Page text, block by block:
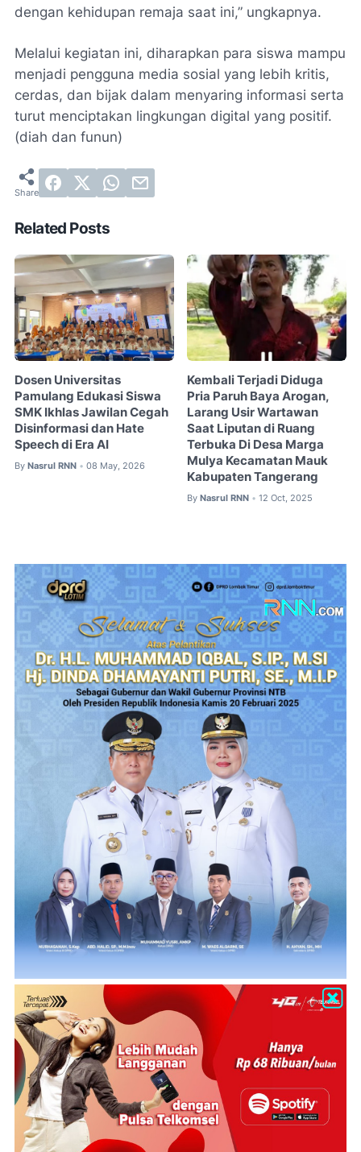
dengan kehidupan remaja saat ini,” ungkapnya.
Melalui kegiatan ini, diharapkan para siswa mampu
menjadi pengguna media sosial yang lebih kritis,
cerdas, dan bijak dalam menyaring informasi serta
turut menciptakan lingkungan digital yang positif.
(diah dan funun)
Related Posts
Dosen Universitas
Pamulang Edukasi Siswa
SMK Ikhlas Jawilan Cegah
Disinformasi dan Hate
Speech di Era AI
By Nasrul RNN • 08 May, 2026
Kembali Terjadi Diduga
Pria Paruh Baya Arogan,
Larang Usir Wartawan
Saat Liputan di Ruang
Terbuka Di Desa Marga
Mulya Kecamatan Mauk
Kabupaten Tangerang
By Nasrul RNN • 12 Oct, 2025